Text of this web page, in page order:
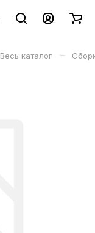
Весь каталог –